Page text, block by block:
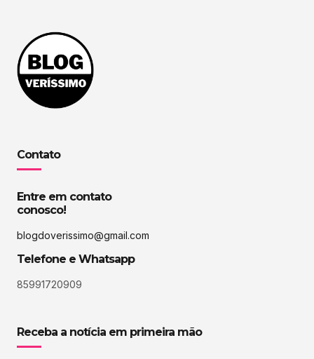
Contato
Entre em contato
conosco!
blogdoverissimo@gmail.com
Telefone e Whatsapp
85991720909
Receba a notícia em primeira mão